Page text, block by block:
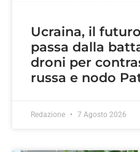
Ucraina, il
passa dalla
droni per
russa e nodo
Redazione 7 Agosto 2026